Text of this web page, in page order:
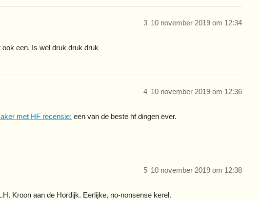
10 november 2019 om 12:34
3
een. Is wel druk druk druk
10 november 2019 om 12:36
4
met HF recensie: een van de beste hf dingen ever.
10 november 2019 om 12:38
5
Kroon aan de Hordijk. Eerlijke, no-nonsense kerel.